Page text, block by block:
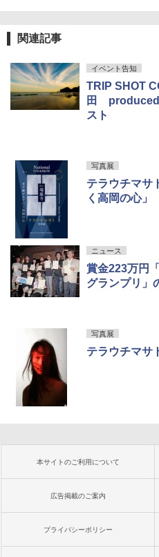
関連記事
イベント告知
TRIP SHOT
田 produced
スト
写真展
テラウチマサ
く高岡の心」
ニュース
賞金223万円
グランプリ」
写真展
テラウチマサ
本サイトのご利用について
広告掲載のご案内
プライバシーポリシー